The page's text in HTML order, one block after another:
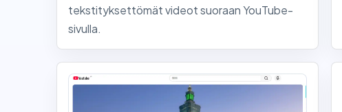
tekstityksettömät videot suoraan YouTube-
sivulla.